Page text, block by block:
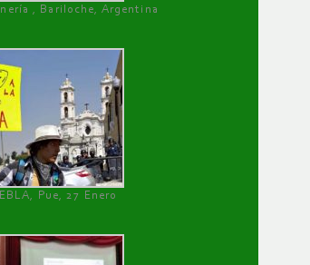
, Bariloche, Argentina
Pue, 27 Enero